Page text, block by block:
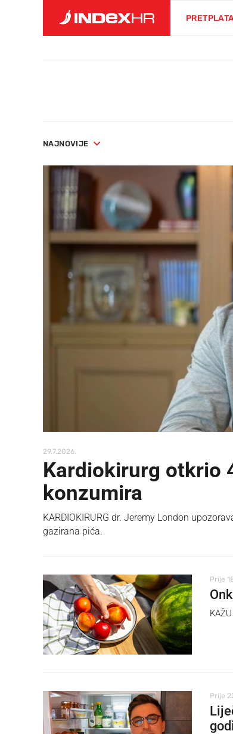
NAJNOVIJE
29.7.2026.
Kardiokirurg otkrio
konzumira
KARDIOKIRURG dr. Jeremy London
gazirana pića.
Prije
Prije